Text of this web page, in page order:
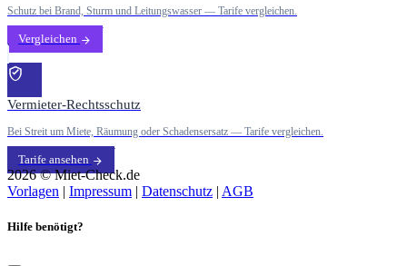
Schutz bei Brand, Sturm und Leitungswasser — Tarife vergleichen.
Vergleichen
Vermieter-Rechtsschutz
Bei Streit um Miete, Räumung oder Schadensersatz — Tarife vergleichen.
Tarife ansehen
2026 © Miet-Check.de
Vorlagen | Impressum | Datenschutz | AGB
Hilfe benötigt?